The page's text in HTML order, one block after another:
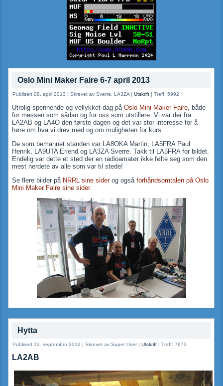
Oslo Mini Maker Faire 6-7 april 2013
Publisert 08. april 2013 |Skrevet av Sverre, LA3ZA |Utskrift |Treff: 5992
Utrolig spennende og vellykket dag påOslo Mini Maker Faire , både
for messen som sådan og for oss som utstillere. Vi var der fra
LA2AB og LA4O den første dagen og det var stor interesse for å
høre om hva vi drev med og om muligheten for kurs.
De som bemannet standen var LA8OKA Martin, LA5FRA Paul
Henrik, LA9UTA Erlend og LA3ZA Sverre. Takk til LA5FRA for bildet.
Endelig var dette et sted der en radioamatør ikke følte seg som den
mest nerdete av alle som var til stede!
Se flere bilder på NRRL sine siderog ogsåforhåndsomtalen på Oslo
Mini Maker Faire sine sider.
Hytta
Publisert 12. september 2012 |Skrevet av Super User|Utskrift |Treff: 7673
LA2AB